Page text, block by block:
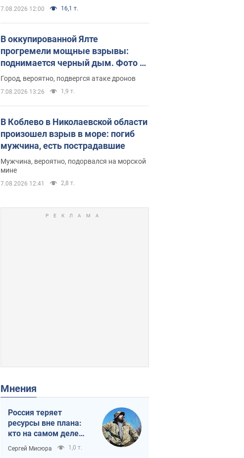
7.08.2026 12:00 16,1 т.
В оккупированной Ялте
прогремели мощные взрывы:
поднимается черный дым. Фото и
видео
Город, вероятно, подвергся атаке дронов
7.08.2026 13:26 1,9 т.
В Коблево в Николаевской области
произошел взрыв в море: погиб
мужчина, есть пострадавшие
Мужчина, вероятно, подорвался на морской
мине
7.08.2026 12:41 2,8 т.
Мнения
Россия теряет
ресурсы вне плана:
кто на самом деле
диктует темп войны
Сергей Мисюра 1,0 т.